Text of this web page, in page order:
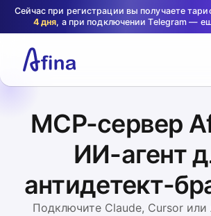
Сейчас при регистрации вы получаете
4 дня, а при подключении Telegram —
MCP-сервер
ИИ-агент
антидетект-
Подключите Claude, Cursor